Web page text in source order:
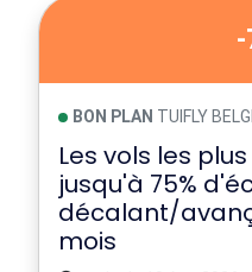
-
BON PLAN TUIFLY
Les vols les
jusqu'à 75%
décalant/
mois